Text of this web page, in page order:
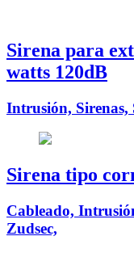
Sirena para
watts 120dB
Intrusión, Sirenas,
Sirena tipo
Cableado,
Zudsec,